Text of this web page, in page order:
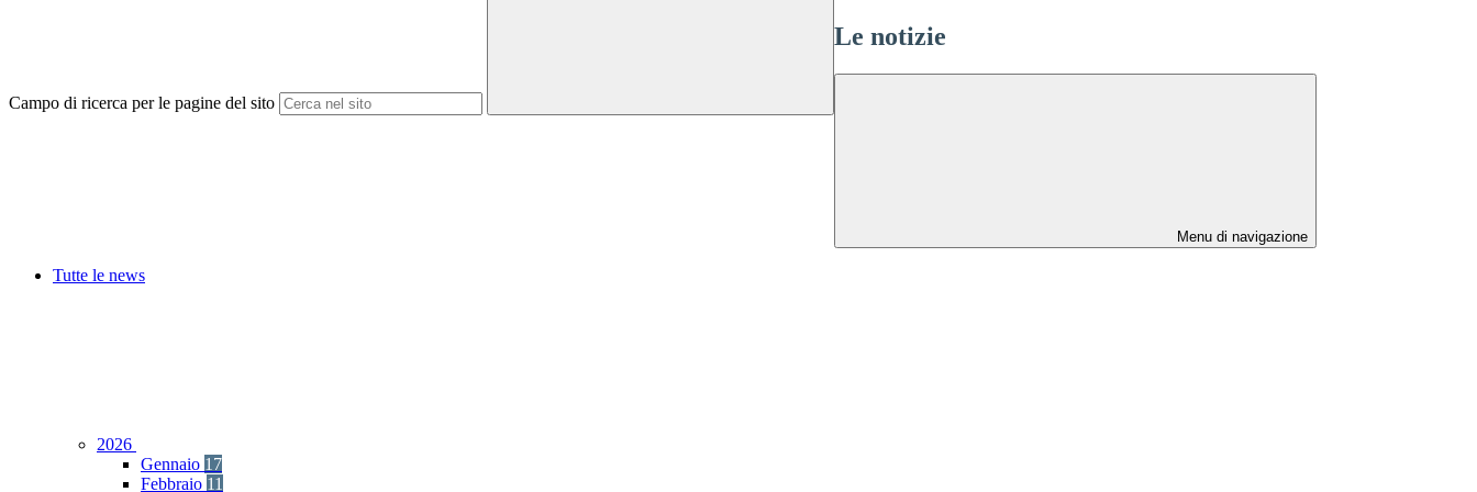
Campo di ricerca per le pagine del sito
Le notizie
Menu di navigazione
Tutte le news
2026
Gennaio 17
Febbraio 11